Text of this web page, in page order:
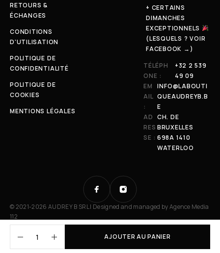
AJOUTER AU PANIER
RETOURS &
ÉCHANGES
CONDITIONS
D'UTILISATION
POLITIQUE DE
CONFIDENTIALITÉ
POLITIQUE DE
COOKIES
MENTIONS LÉGALES
+ CERTAINS
DIMANCHES
EXCEPTIONNELS
(LESQUELS ? VOIR
FACEBOOK →)
TÉLÉPH
ONE :
+32 2 539
49 09
EM
AIL
:
INFO@LABOUTI
QUEAUDREYB.B
E
AD
RES
SE :
CH. DE
BRUXELLES
698A 1410
WATERLOO
© 2021-2026 AUDREY B SRL | Designed and managed byAgence Media
112